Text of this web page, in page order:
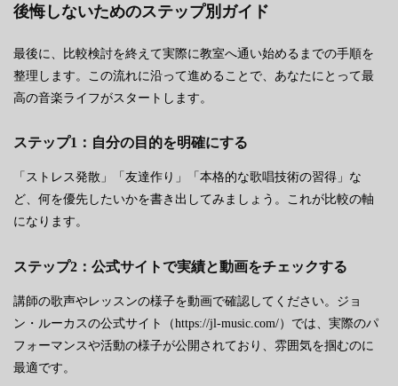
後悔しないためのステップ別ガイド
最後に、比較検討を終えて実際に教室へ通い始めるまでの手順を
整理します。この流れに沿って進めることで、あなたにとって最
高の音楽ライフがスタートします。
ステップ1：自分の目的を明確にする
「ストレス発散」「友達作り」「本格的な歌唱技術の習得」な
ど、何を優先したいかを書き出してみましょう。これが比較の軸
になります。
ステップ2：公式サイトで実績と動画をチェックする
講師の歌声やレッスンの様子を動画で確認してください。ジョ
ン・ルーカスの公式サイト（https://jl-music.com/）では、実際のパ
フォーマンスや活動の様子が公開されており、雰囲気を掴むのに
最適です。